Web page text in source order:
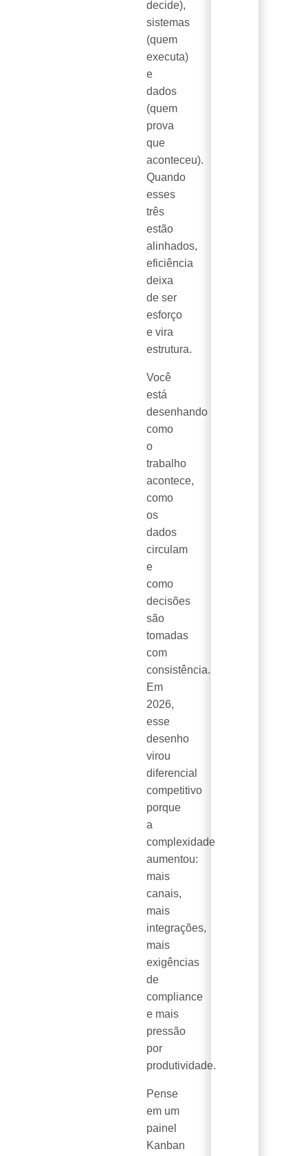
decide),
sistemas
(quem
executa)
e
dados
(quem
prova
que
aconteceu).
Quando
esses
três
estão
alinhados,
eficiência
deixa
de ser
esforço
e vira
estrutura.
Você
está
desenhando
como
o
trabalho
acontece,
como
os
dados
circulam
e
como
decisões
são
tomadas
com
consistência.
Em
2026,
esse
desenho
virou
diferencial
competitivo
porque
a
complexidade
aumentou:
mais
canais,
mais
integrações,
mais
exigências
de
compliance
e mais
pressão
por
produtividade.
Pense
em um
painel
Kanban